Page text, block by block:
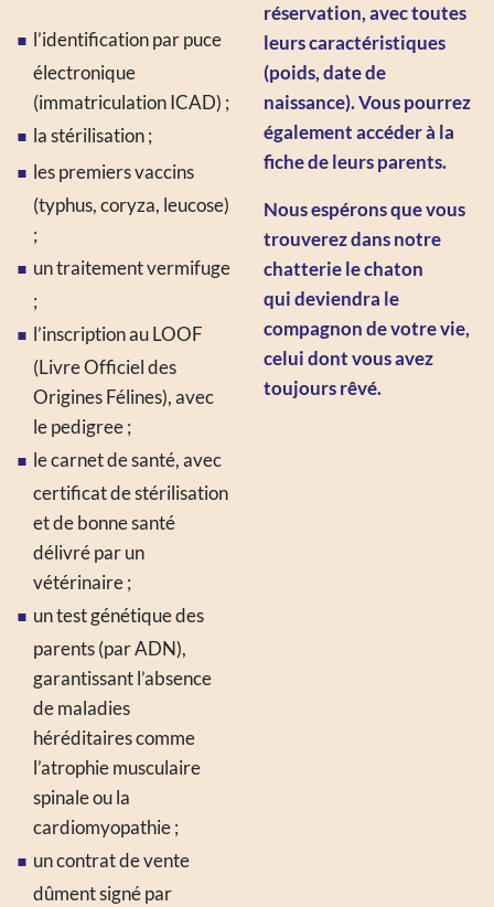
l’identification par puce
électronique
(immatriculation ICAD) ;
la stérilisation ;
les premiers vaccins
(typhus, coryza, leucose)
;
un traitement vermifuge
;
l’inscription au LOOF
(Livre Officiel des
Origines Félines), avec
le pedigree ;
le carnet de santé, avec
certificat de stérilisation
et de bonne santé
délivré par un
vétérinaire ;
un test génétique des
parents (par ADN),
garantissant l’absence
de maladies
héréditaires comme
l’atrophie musculaire
spinale ou la
cardiomyopathie ;
un contrat de vente
dûment signé par
réservation, avec toutes
leurs caractéristiques
(poids, date de
naissance). Vous pourrez
également accéder à la
fiche de leurs parents.
Nous espérons que vous
trouverez dans notre
chatterie le chaton
qui deviendra le
compagnon de votre vie,
celui dont vous avez
toujours rêvé.